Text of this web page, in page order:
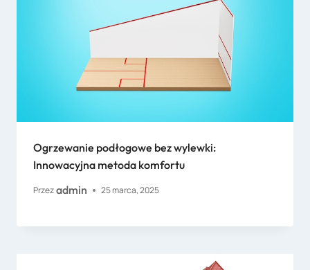
Ogrzewanie podłogowe bez wylewki:
Innowacyjna metoda komfortu
Przezadmin 25 marca, 2025